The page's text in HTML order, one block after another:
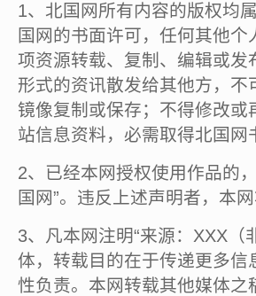
1、北国网所有内容的版权均
国网的书面许可，任何其他
项资源转载、复制、编辑或
形式的资讯散发给其他方，
镜像复制或保存；不得修改
站信息资料，必需取得北国
2、已经本网授权使用作品的
国网”。违反上述声明者，本
3、凡本网注明“来源：XXX（
体，转载目的在于传递更多
性负责。本网转载其他媒体